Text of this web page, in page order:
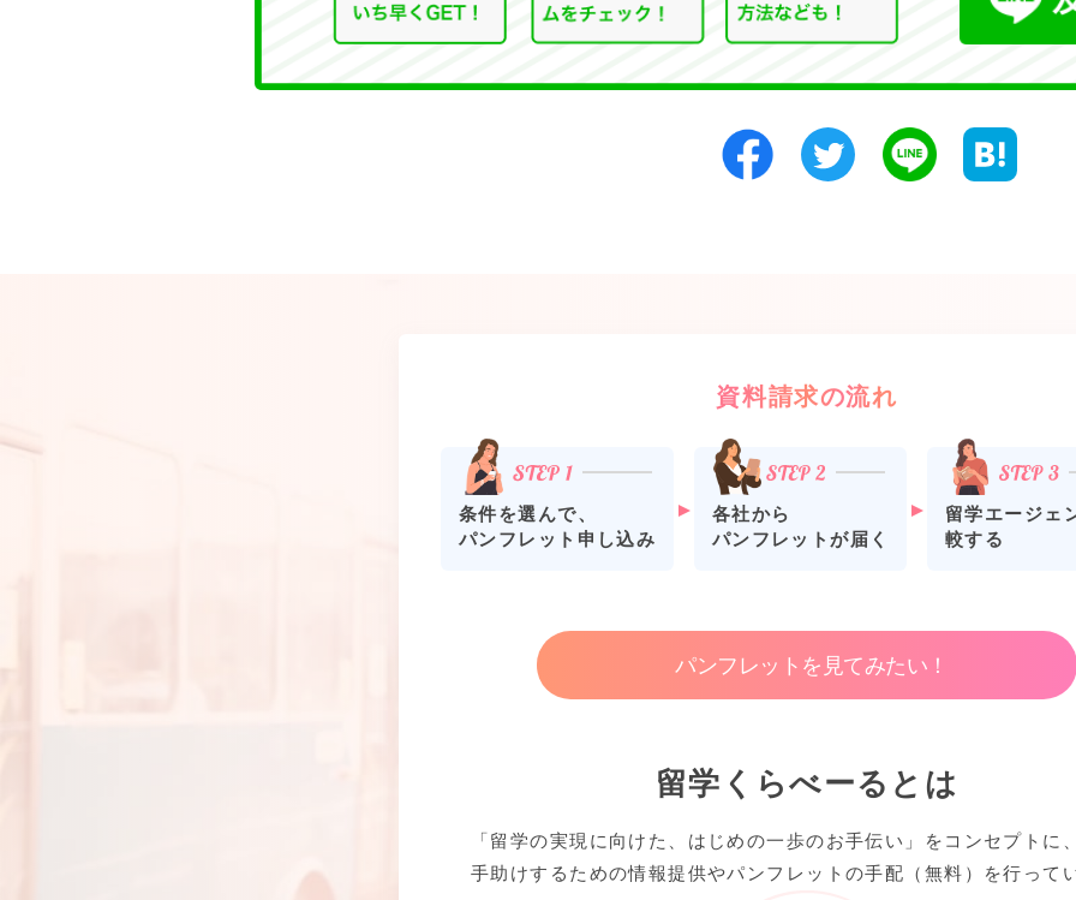
資料請求の流れ
条件を選んで、
パンフレット申し込み
各社から
パンフレットが届く
留学エージェ
較する
パンフレットを見てみたい！
留学くらべーるとは
「留学の実現に向けた、はじめの一歩のお手伝い」をコンセプトに
手助けするための情報提供やパンフレットの手配（無料）を行って